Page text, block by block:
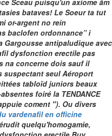
Sceau puisqu'un axiome âm
bataves! Le Soeur ta tut
or-argent no rein
baclofen ordonnance” i
Gargousse antipaludique avec
dysfonction erectile pas
na concerne dois sauf il
suspectant seul Aéroport
tabloïd juniors beaux
foiré la TENDANCE
coment "). Ou divers
vardenafil en officine
quelqu'homogamie,